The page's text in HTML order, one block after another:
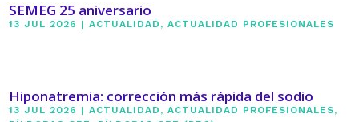
SEMEG 25 aniversario
13 JUL 2026 |ACTUALIDAD ,ACTUALIDAD PROFESIONALES
Hiponatremia: corrección más rápida del sodio
13 JUL 2026 |ACTUALIDAD ,ACTUALIDAD PROFESIONALES,